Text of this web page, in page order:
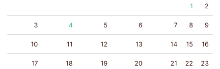
1 2
3 4 5 6 7 8 9
10 11 12 13 14 15 16
17 18 19 20 21 22 23